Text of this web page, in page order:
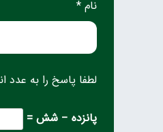
نام *
لطفا پاسخ را به عدد
پانزده − شش =